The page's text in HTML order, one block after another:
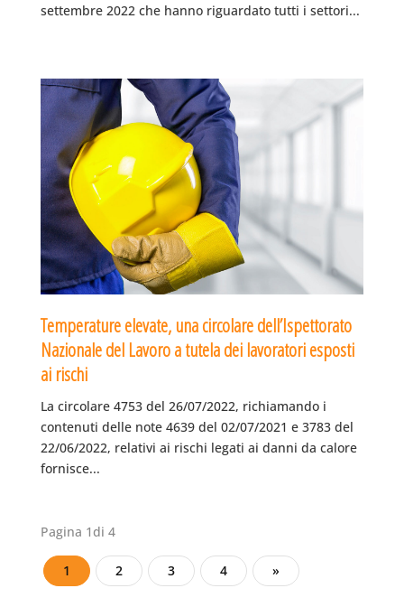
settembre 2022 che hanno riguardato tutti i settori...
Temperature elevate, una circolare dell’Ispettorato
Nazionale del Lavoro a tutela dei lavoratori esposti
ai rischi
La circolare 4753 del 26/07/2022, richiamando i
contenuti delle note 4639 del 02/07/2021 e 3783 del
22/06/2022, relativi ai rischi legati ai danni da calore
fornisce...
Pagina 1di 4
1 2 3 4 »